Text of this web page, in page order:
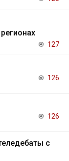
127
126
126
с